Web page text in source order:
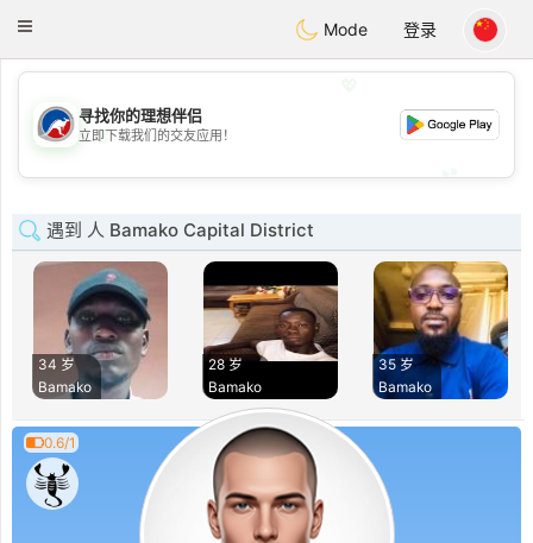
AustraliaChat
Toggle
Mode 登录
💖
💕
寻找你的理想伴侣
立即下载我们的交友应用！
遇到 人 Bamako Capital District
34 岁
Bamako
28 岁
Bamako
35 岁
Bamako
0.6/1